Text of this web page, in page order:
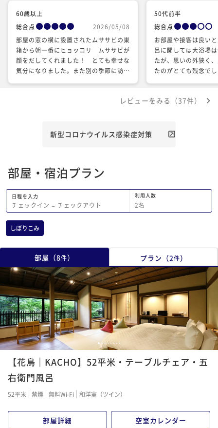
60歳以上
総合点
2026/05/08
部屋の窓の横に設置されたムササビの巣
箱から朝一番にヒョッコリ ムササビが
顔をだしてくれました！ とても幸せな
気分になりました。また別の季節に訪れ
50代前半
総合点
お部屋や接客は良い
呂に関しては大浴場
たが、思いの外狭く
たのがとても残念で
レビューをみる（37件）
新型コロナウイルス感染症対策
部屋・宿泊プラン
日程を入力
チェックイン − チェックアウト
利用人数
2名
しぼりこみ
部屋 （8件） プラン （2件）
1 23456 7 8
【花鳥｜KACHO】52平米・テーブルチェア・五
右衛門風呂
52平米 禁煙 無料Wi-Fi 和洋室（ツイン）
部屋詳細 空室カレンダー